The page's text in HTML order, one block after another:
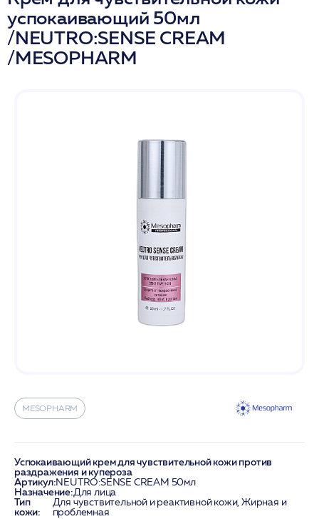
успокаивающий 50мл
/NEUTRO:SENSE CREAM
/MESOPHARM
MESOPHARM
Успокаивающий крем для чувствительной кожи против
раздражения и купероза
Артикул:NEUTRO:SENSE CREAM 50мл
Назначение:Для лица
Тип
кожи:
Для чувствительной и реактивной кожи, Жирная и
проблемная